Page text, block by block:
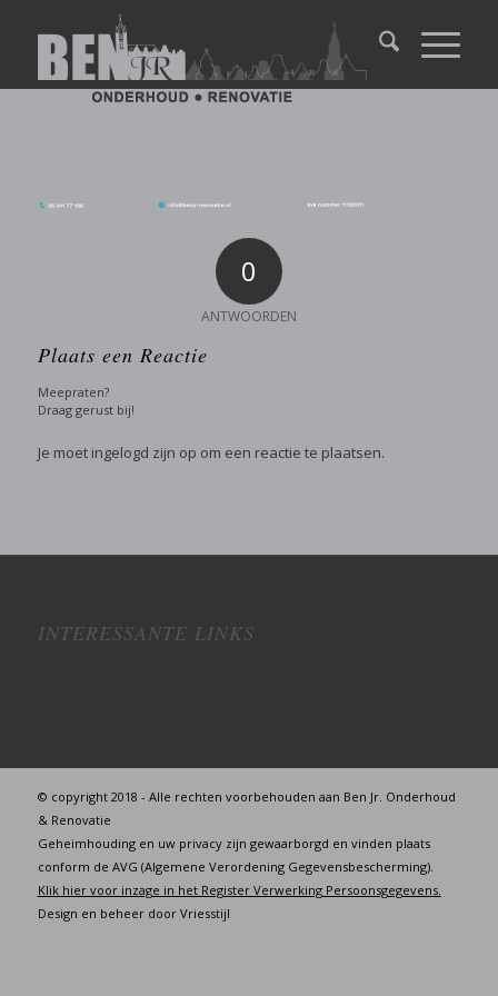
0
ANTWOORDEN
Plaats een Reactie
Meepraten?
Draag gerust bij!
Je moet ingelogd zijn op om een reactie te plaatsen.
INTERESSANTE LINKS
© copyright 2018 - Alle rechten voorbehouden aan Ben Jr. Onderhoud
& Renovatie
Geheimhouding en uw privacy zijn gewaarborgd en vinden plaats
conform de AVG (Algemene Verordening Gegevensbescherming).
Klik hier voor inzage in het Register Verwerking Persoonsgegevens.
Design en beheer door Vriesstijl